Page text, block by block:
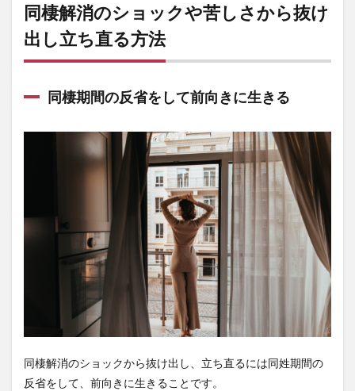
同棲解消のショックや苦しさから抜け
出し立ち直る方法
同棲期間の反省をして前向きに生きる
同棲解消のショックから抜け出し、立ち直るには同姓期間の
反省をして、前向きに生きることです。